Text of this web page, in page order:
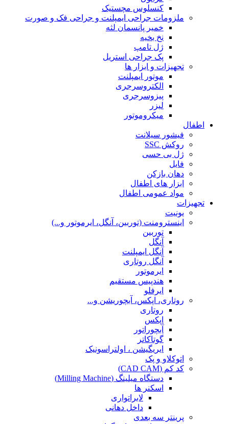
کنسلوس مچستیک
ملزومات جراحی ایمپلنت و جراحی فک و صورت
خمیر پانسمان لثه
نخ بخیه
ژل تامپ
پک جراحی استریل
تجهیزات و ابزار ها
موتور ایمپلنت
الکتروسرجری
پیزوسرجری
لیزر
میکروموتور
اطفال
فیشور سیلانت
روکش SSC
ژل بی حسی
فایل
دهان بازکن
ابزار های اطفال
مواد عمومی اطفال
تجهیزات
یونیت
اینسترومنت (توربین، آنگل، ایرموتور و...)
توربین
آنگل
آنگل ایمپلنت
آنگل روتاری
ایرموتور
هندپیس مستقیم
ایرفلو
روتاری، اپکس، آبچوریشن و...
روتاری
اپکس
آبچوراتور
گوتاکاتر
ایریگیشن ، اولتراسونیک
اتوکلاو و پک
کد کم (CAD CAM)
دستگاه میلینگ (Milling Machine)
اسکنر ها
لابراتواری
داخل دهانی
پرینتر سه بعدی